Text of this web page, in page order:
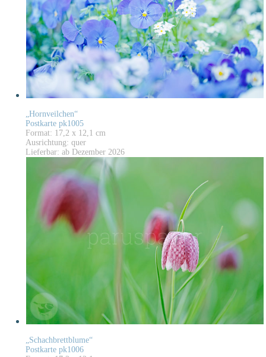
„Hornveilchen“
Postkarte pk1005
Format: 17,2 x 12,1 cm
Ausrichtung: quer
Lieferbar: ab Dezember 2026
„Schachbrettblume“
Postkarte pk1006